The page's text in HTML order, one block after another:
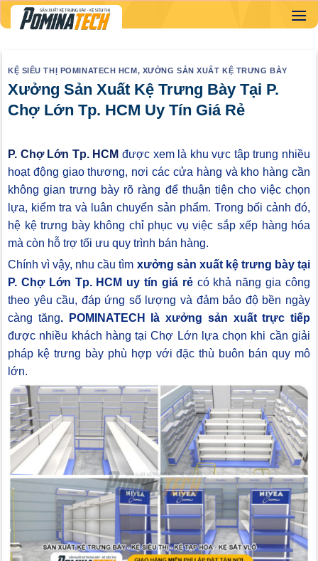
Skip
to
KỆ SIÊU THỊ POMINATECH HCM, XƯỞNG SẢN XUẤT KỆ TRƯNG BÀY
Xưởng Sản Xuất Kệ Trưng Bày Tại P.
Chợ Lớn Tp. HCM Uy Tín Giá Rẻ
P. Chợ Lớn Tp. HCM được xem là khu vực tập trung nhiều
hoạt động giao thương, nơi các cửa hàng và kho hàng cần
không gian trưng bày rõ ràng để thuận tiện cho việc chọn
lựa, kiểm tra và luân chuyển sản phẩm. Trong bối cảnh đó,
hệ kệ trưng bày không chỉ phục vụ việc sắp xếp hàng hóa
mà còn hỗ trợ tối ưu quy trình bán hàng.
Chính vì vậy, nhu cầu tìm xưởng sản xuất kệ trưng bày tại
P. Chợ Lớn Tp. HCM uy tín giá rẻcó khả năng gia công
theo yêu cầu, đáp ứng số lượng và đảm bảo độ bền ngày
càng tăng. POMINATECH là xưởng sản xuất trực tiếp
được nhiều khách hàng tại Chợ Lớn lựa chọn khi cần giải
pháp kệ trưng bày phù hợp với đặc thù buôn bán quy mô
lớn.